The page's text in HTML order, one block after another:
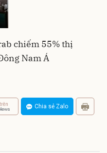
chiếm 55% thị
Nam Á
Chia sẻ Zalo